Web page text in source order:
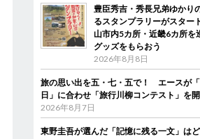
豊臣秀吉・秀長兄弟ゆかり
るスタンプラリーがスタ
山市内5カ所・近畿6カ所を
グッズをもらおう
2026年8月8日
旅の思い出を五・七・五で！ エースが
日」に合わせ「旅行川柳コンテスト」を
2026年8月7日
東野圭吾が選んだ「記憶に残る一文」は